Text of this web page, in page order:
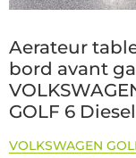
Aerateur
bord avant
GOLF 6 Diesel
VOLKSWAGEN